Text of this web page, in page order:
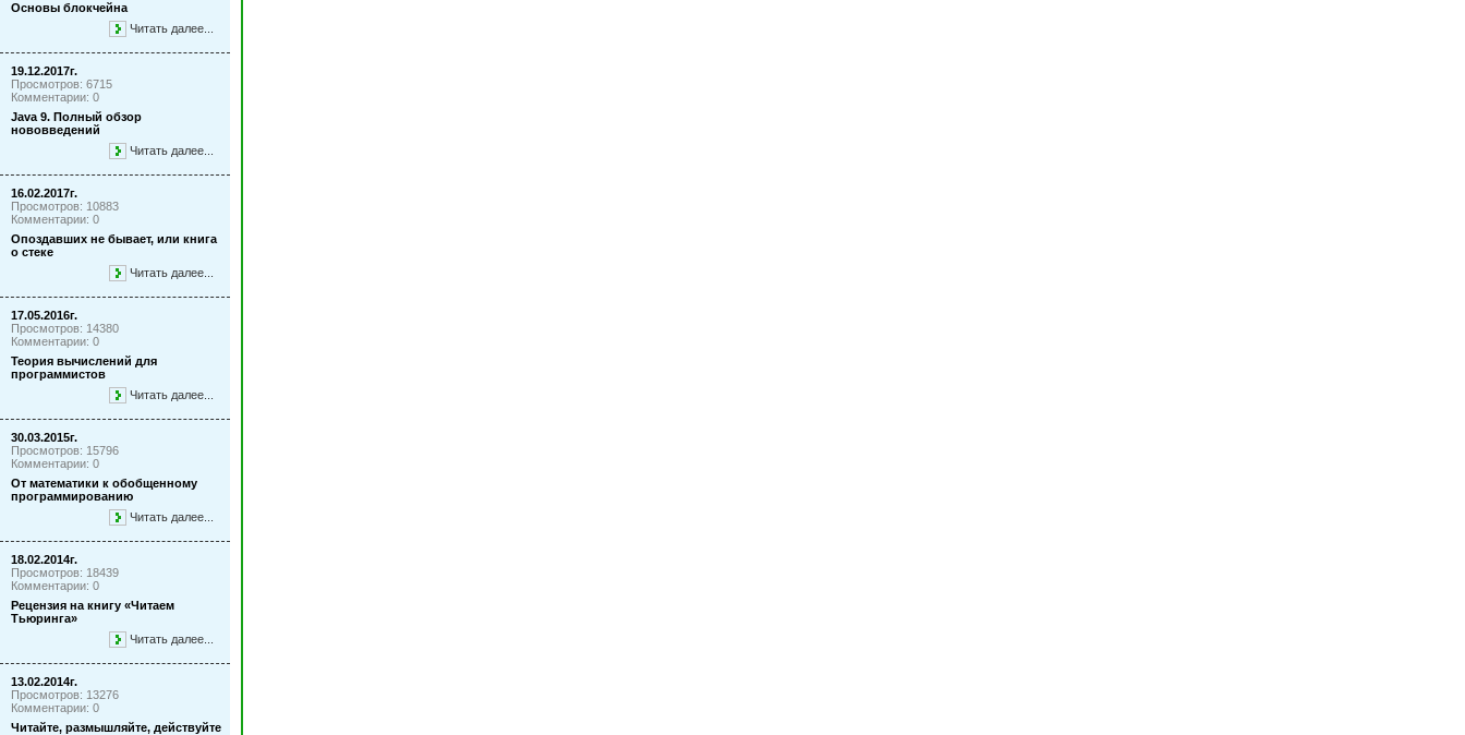
Основы блокчейна
Читать далее...
19.12.2017г.
Просмотров: 6715
Комментарии: 0
Java 9. Полный обзор
нововведений
Читать далее...
16.02.2017г.
Просмотров: 10883
Комментарии: 0
Опоздавших не бывает, или книга
о стеке
Читать далее...
17.05.2016г.
Просмотров: 14380
Комментарии: 0
Теория вычислений для
программистов
Читать далее...
30.03.2015г.
Просмотров: 15796
Комментарии: 0
От математики к обобщенному
программированию
Читать далее...
18.02.2014г.
Просмотров: 18439
Комментарии: 0
Рецензия на книгу «Читаем
Тьюринга»
Читать далее...
13.02.2014г.
Просмотров: 13276
Комментарии: 0
Читайте, размышляйте, действуйте